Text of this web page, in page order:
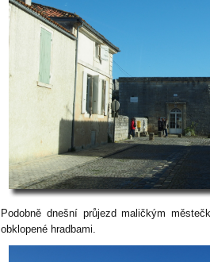
Podobně dnešní průjezd maličkým
obklopené hradbami.